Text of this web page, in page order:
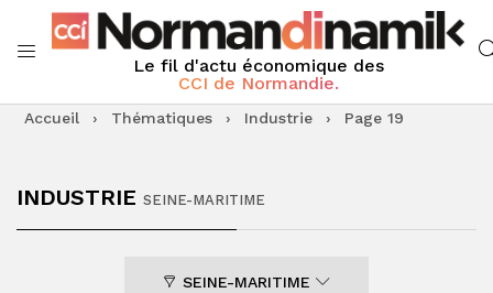
Le fil d'actu économique des
CCI de Normandie.
Accueil › Thématiques › Industrie › Page 19
INDUSTRIE SEINE-MARITIME
SEINE-MARITIME